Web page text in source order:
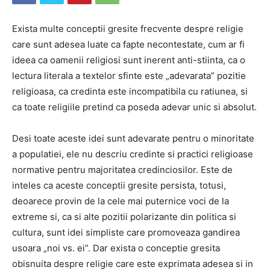
Exista multe conceptii gresite frecvente despre religie
care sunt adesea luate ca fapte necontestate, cum ar fi
ideea ca oamenii religiosi sunt inerent anti-stiinta, ca o
lectura literala a textelor sfinte este „adevarata” pozitie
religioasa, ca credinta este incompatibila cu ratiunea, si
ca toate religiile pretind ca poseda adevar unic si absolut.
Desi toate aceste idei sunt adevarate pentru o minoritate
a populatiei, ele nu descriu credinte si practici religioase
normative pentru majoritatea credinciosilor. Este de
inteles ca aceste conceptii gresite persista, totusi,
deoarece provin de la cele mai puternice voci de la
extreme si, ca si alte pozitii polarizante din politica si
cultura, sunt idei simpliste care promoveaza gandirea
usoara „noi vs. ei”. Dar exista o conceptie gresita
obisnuita despre religie care este exprimata adesea si in